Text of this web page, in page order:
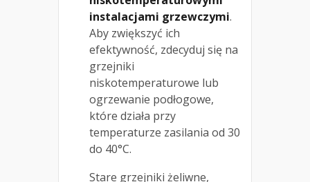
instalacjami grzewczymi.
Aby zwiększyć ich
efektywność, zdecyduj się na
grzejniki
niskotemperaturowe lub
ogrzewanie podłogowe,
które działa przy
temperaturze zasilania od 30
do 40°C.
Stare grzejniki żeliwne,